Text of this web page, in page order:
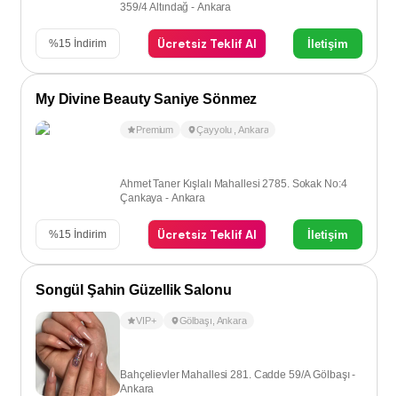
359/4 Altındağ - Ankara
%15 İndirim Ücretsiz Teklif Al İletişim
My Divine Beauty Saniye Sönmez
Premium Çayyolu ,Ankara
Ahmet Taner Kışlalı Mahallesi 2785. Sokak No:4
Çankaya - Ankara
%15 İndirim Ücretsiz Teklif Al İletişim
Songül Şahin Güzellik Salonu
VIP+ Gölbaşı Ankara
Bahçelievler Mahallesi 281. Cadde 59/A Gölbaşı -
Ankara